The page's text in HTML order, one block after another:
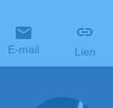
E-mail Lien